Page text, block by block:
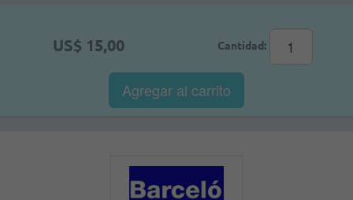
US$ 15,00 Cantidad:
Agregar al carrito